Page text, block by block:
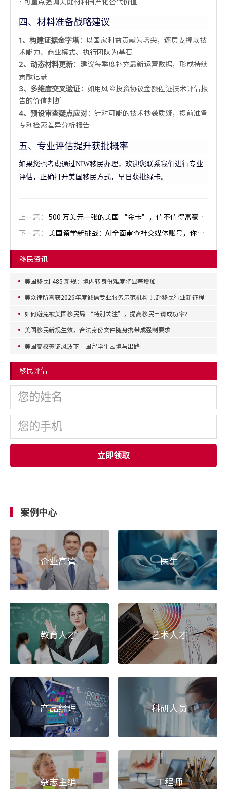
· 可重点强调关键材料国产化替代价值
四、材料准备战略建议
1、构建证据金字塔：以国家利益贡献为塔尖，逐层支撑以技
术能力、商业模式、执行团队为基石
2、动态材料更新 ：建议每季度补充最新运营数据，形成持续
贡献记录
3、多维度交叉验证 ：如用风险投资协议金额佐证技术评估报
告的价值判断
4、预设审查疑点应对 ：针对可能的技术抄袭质疑，提前准备
专利检索差异分析报告
五、专业评估提升获批概率
如果您也考虑通过NIW移民办理，欢迎您联系我们进行专业
评估，正确打开美国移民方式，早日获批绿卡。
上一篇： 500 万美元一张的美国 “金卡”，值不值得富豪们买单？
下一篇： 美国留学新挑战：AI全面审查社交媒体账号，你准备好了吗？
移民资讯
美国移民I-485 新规：境内转身份难度将显著增加
美众律所喜获2026年度诚信专业服务示范机构 共赴移民行业新征程
如何避免被美国移民局 “特别关注”，提高移民申请成功率？
美国移民新规生效，合法身份文件随身携带成强制要求
美国高校签证风波下中国留学生困境与出路
移民评估
立即领取
案例中心
企业高管 医生
教育人才 艺术人才
产品经理 科研人员
杂志主编 工程师